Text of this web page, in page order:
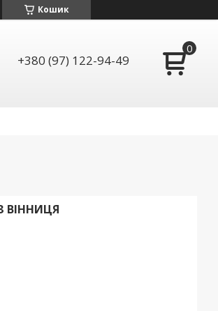
Кошик
+380 (97) 122-94-49
ВІННИЦЯ